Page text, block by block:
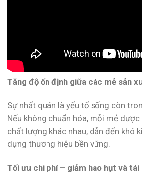
Tăng độ ổn định giữa các mẻ sản
Sự nhất quán là yếu tố sống còn
Nếu không chuẩn hóa, mỗi mẻ
chất lượng khác nhau, dẫn đến khó
dựng thương hiệu bền vững.
Tối ưu chi phí – giảm hao hụt và tái